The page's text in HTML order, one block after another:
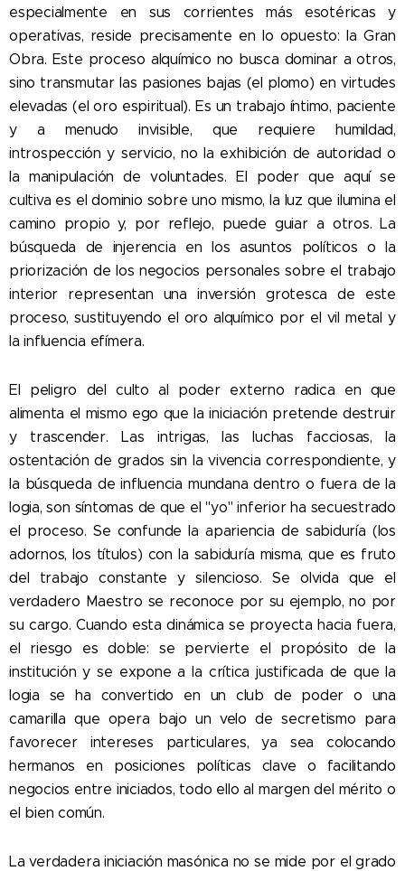
especialmente en sus corrientes más esotéricas y
operativas, reside precisamente en lo opuesto: la Gran
Obra. Este proceso alquímico no busca dominar a otros,
sino transmutar las pasiones bajas (el plomo) en virtudes
elevadas (el oro espiritual). Es un trabajo íntimo, paciente
y a menudo invisible, que requiere humildad,
introspección y servicio, no la exhibición de autoridad o
la manipulación de voluntades. El poder que aquí se
cultiva es el dominio sobre uno mismo, la luz que ilumina el
camino propio y, por reflejo, puede guiar a otros. La
búsqueda de injerencia en los asuntos políticos o la
priorización de los negocios personales sobre el trabajo
interior representan una inversión grotesca de este
proceso, sustituyendo el oro alquímico por el vil metal y
la influencia efímera.
El peligro del culto al poder externo radica en que
alimenta el mismo ego que la iniciación pretende destruir
y trascender. Las intrigas, las luchas facciosas, la
ostentación de grados sin la vivencia correspondiente, y
la búsqueda de influencia mundana dentro o fuera de la
logia, son síntomas de que el "yo" inferior ha secuestrado
el proceso. Se confunde la apariencia de sabiduría (los
adornos, los títulos) con la sabiduría misma, que es fruto
del trabajo constante y silencioso. Se olvida que el
verdadero Maestro se reconoce por su ejemplo, no por
su cargo. Cuando esta dinámica se proyecta hacia fuera,
el riesgo es doble: se pervierte el propósito de la
institución y se expone a la crítica justificada de que la
logia se ha convertido en un club de poder o una
camarilla que opera bajo un velo de secretismo para
favorecer intereses particulares, ya sea colocando
hermanos en posiciones políticas clave o facilitando
negocios entre iniciados, todo ello al margen del mérito o
el bien común.
La verdadera iniciación masónica no se mide por el grado